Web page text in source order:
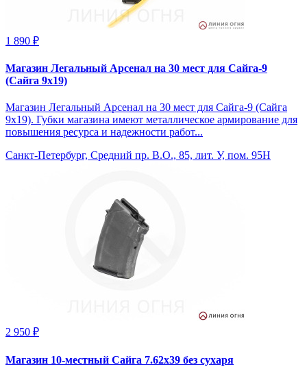
1 890 ₽
Магазин Легальный Арсенал на 30 мест для Сайга-9
(Сайга 9х19)
Магазин Легальный Арсенал на 30 мест для Сайга-9 (Сайга
9х19). Губки магазина имеют металлическое армирование для
повышения ресурса и надежности работ...
Санкт-Петербург, Средний пр. В.О., 85, лит. У, пом. 95Н
2 950 ₽
Магазин 10-местный Сайга 7.62х39 без сухаря